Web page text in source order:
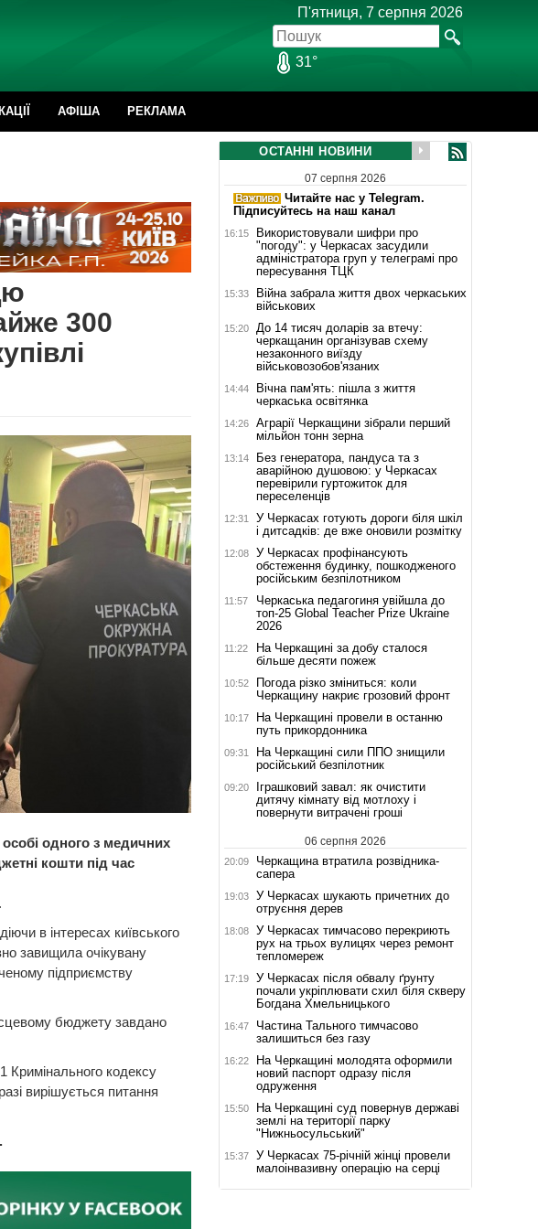
П'ятниця, 7 серпня 2026
31°
АФІША РЕКЛАМА
300
одного з медичних
кошти під час
в інтересах київського
завищила очікувану
підприємству
бюджету завдано
Кримінального кодексу
вирішується питання
ОСТАННІ НОВИНИ
07 серпня 2026
Читайте нас у Telegram.
Підписуйтесь на наш канал
16:15
Використовували шифри про
"погоду": у Черкасах засудили
адміністратора груп у телеграмі про
пересування ТЦК
15:33
Війна забрала життя двох черкаських
військових
15:20
До 14 тисяч доларів за втечу:
черкащанин організував схему
незаконного виїзду
військовозобов'язаних
14:44
Вічна пам'ять: пішла з життя
черкаська освітянка
14:26
Аграрії Черкащини зібрали перший
мільйон тонн зерна
13:14
Без генератора, пандуса та з
аварійною душовою: у Черкасах
перевірили гуртожиток для
переселенців
12:31
У Черкасах готують дороги біля шкіл
і дитсадків: де вже оновили розмітку
12:08
У Черкасах профінансують
обстеження будинку, пошкодженого
російським безпілотником
11:57
Черкаська педагогиня увійшла до
топ-25 Global Teacher Prize Ukraine
2026
11:22
На Черкащині за добу сталося
більше десяти пожеж
10:52
Погода різко зміниться: коли
Черкащину накриє грозовий фронт
10:17
На Черкащині провели в останню
путь прикордонника
09:31
На Черкащині сили ППО знищили
російський безпілотник
09:20
Іграшковий завал: як очистити
дитячу кімнату від мотлоху і
повернути витрачені гроші
06 серпня 2026
20:09
Черкащина втратила розвідника-
сапера
19:03
У Черкасах шукають причетних до
отруєння дерев
18:08
У Черкасах тимчасово перекриють
рух на трьох вулицях через ремонт
тепломереж
17:19
У Черкасах після обвалу ґрунту
почали укріплювати схил біля скверу
Богдана Хмельницького
16:47
Частина Тального тимчасово
залишиться без газу
16:22
На Черкащині молодята оформили
новий паспорт одразу після
одруження
15:50
На Черкащині суд повернув державі
землі на території парку
"Нижньосульський"
15:37
У Черкасах 75-річній жінці провели
малоінвазивну операцію на серці